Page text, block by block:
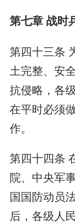
第七章 战时
第四十三条
土完整、安
抗侵略，各
在平时必须
作。
第四十四条
院、中央军
国国防动员
后，各级人